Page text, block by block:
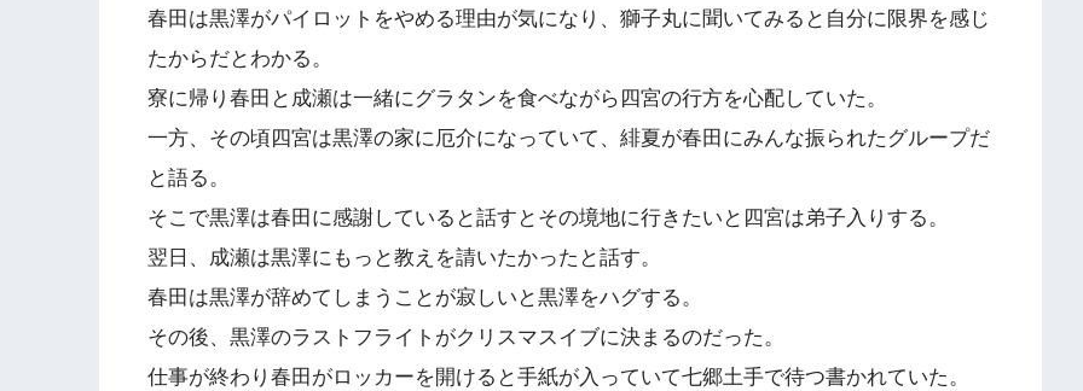
春田は黒澤がパイロットをやめる理由が気になり、獅子丸に聞いてみると自分に限界を感じ
たからだとわかる。
寮に帰り春田と成瀬は一緒にグラタンを食べながら四宮の行方を心配していた。
一方、その頃四宮は黒澤の家に厄介になっていて、緋夏が春田にみんな振られたグループだ
と語る。
そこで黒澤は春田に感謝していると話すとその境地に行きたいと四宮は弟子入りする。
翌日、成瀬は黒澤にもっと教えを請いたかったと話す。
春田は黒澤が辞めてしまうことが寂しいと黒澤をハグする。
その後、黒澤のラストフライトがクリスマスイブに決まるのだった。
仕事が終わり春田がロッカーを開けると手紙が入っていて七郷土手で待つ書かれていた。